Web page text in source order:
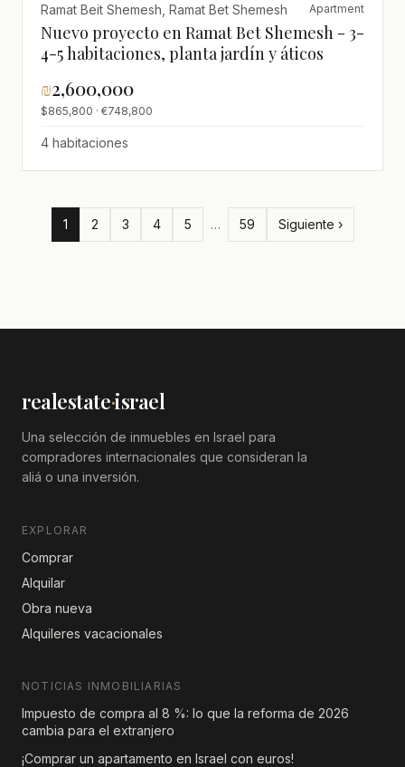
Ramat Beit Shemesh, Ramat Bet Shemesh Apartment
Nuevo proyecto en Ramat Bet Shemesh - 3-
4-5 habitaciones, planta jardín y áticos
₪2,600,000
$865,800 · €748,800
4 habitaciones
1 2 3 4 5 … 59 Siguiente ›
realestate·israel
Una selección de inmuebles en Israel para
compradores internacionales que consideran la
aliá o una inversión.
EXPLORAR
Comprar
Alquilar
Obra nueva
Alquileres vacacionales
NOTICIAS INMOBILIARIAS
Impuesto de compra al 8 %: lo que la reforma de 2026
cambia para el extranjero
¡Comprar un apartamento en Israel con euros!